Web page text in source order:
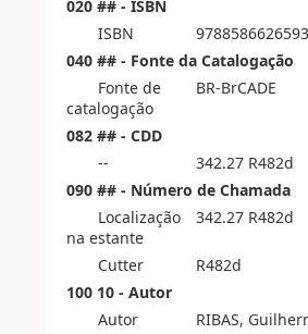
020 ## - ISBN
ISBN
9788586626593
040 ## - Fonte da Catalogação
Fonte de
catalogação
BR-BrCADE
082 ## - CDD
--
342.27 R482d
090 ## - Número de Chamada
Localização
na estante
342.27 R482d
Cutter
R482d
100 10 - Autor
Autor
RIBAS,